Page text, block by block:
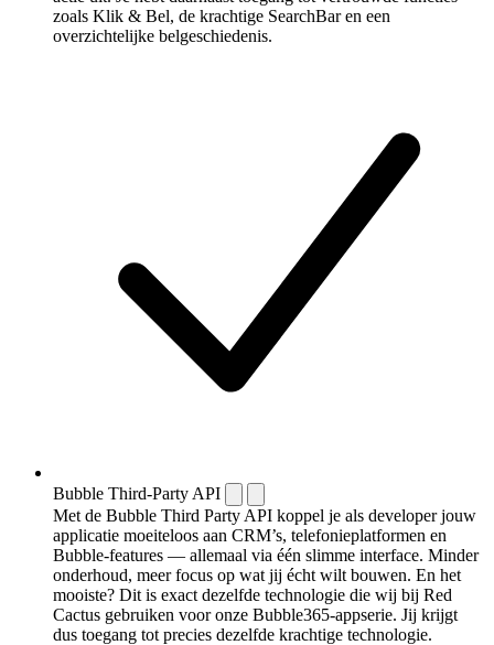
zoals Klik & Bel, de krachtige SearchBar en een
overzichtelijke belgeschiedenis.
Bubble Third-Party API
Met de Bubble Third Party API koppel je als developer jouw
applicatie moeiteloos aan CRM’s, telefonieplatformen en
Bubble-features — allemaal via één slimme interface. Minder
onderhoud, meer focus op wat jij écht wilt bouwen. En het
mooiste? Dit is exact dezelfde technologie die wij bij Red
Cactus gebruiken voor onze Bubble365-appserie. Jij krijgt
dus toegang tot precies dezelfde krachtige technologie.